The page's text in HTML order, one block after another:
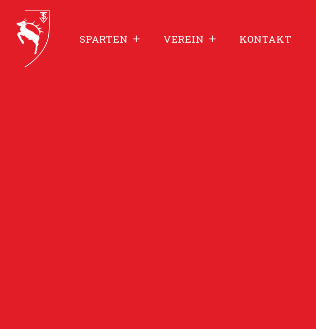
SPARTEN VEREIN KONTAKT